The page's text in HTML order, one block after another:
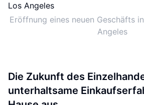
Eröffnung eines neuen Geschäfts
Angeles
Die Zukunft des
unterhaltsame